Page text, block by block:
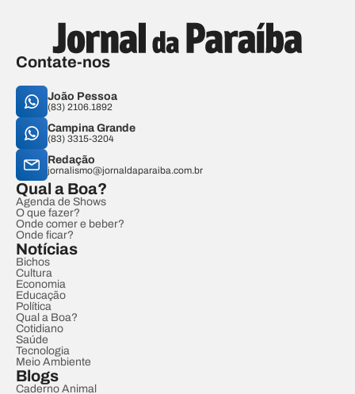
Contate-nos
João Pessoa
(83) 2106.1892
Campina Grande
(83) 3315-3204
Redação
jornalismo@jornaldaparaiba.com.br
Qual a Boa?
Agenda de Shows
O que fazer?
Onde comer e beber?
Onde ficar?
Notícias
Bichos
Cultura
Economia
Educação
Política
Qual a Boa?
Cotidiano
Saúde
Tecnologia
Meio Ambiente
Blogs
Caderno Animal